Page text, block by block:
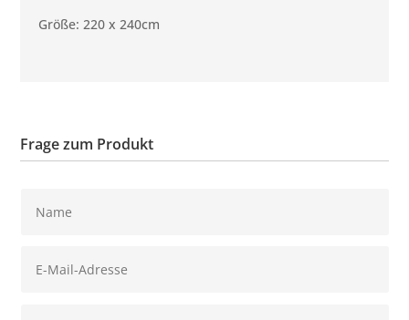
Größe: 220 x 240cm
Frage zum Produkt